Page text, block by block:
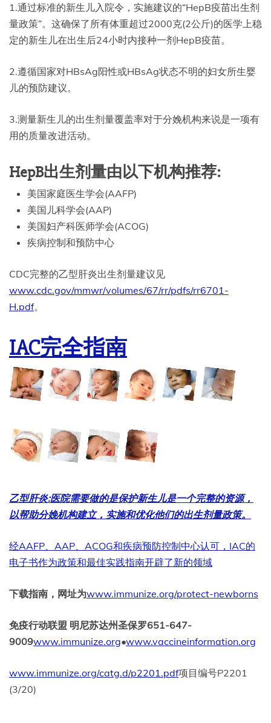
1.通过标准的新生儿入院令，实施建议的“HepB疫苗出生剂
量政策”。这确保了所有体重超过2000克(2公斤)的医学上稳
定的新生儿在出生后24小时内接种一剂HepB疫苗。
2.遵循国家对HBsAg阳性或HBsAg状态不明的妇女所生婴
儿的预防建议。
3.测量新生儿的出生剂量覆盖率对于分娩机构来说是一项有
用的质量改进活动。
HepB出生剂量由以下机构推荐:
美国家庭医生学会(AAFP)
美国儿科学会(AAP)
美国妇产科医师学会(ACOG)
疾病控制和预防中心
CDC完整的乙型肝炎出生剂量建议见
www.cdc.gov/mmwr/volumes/67/rr/pdfs/rr6701-
H.pdf。
IAC完全指南
乙型肝炎:医院需要做的是保护新生儿是一个完整的资源，
以帮助分娩机构建立，实施和优化他们的出生剂量政策。
经AAFP、AAP、ACOG和疾病预防控制中心认可，IAC的
电子书作为政策和最佳实践指南开辟了新的领域
下载指南，网址为www.immunize.org/protect-newborns
免疫行动联盟 明尼苏达州圣保罗651-647-
9009www.immunize.org•www.vaccineinformation.org
www.immunize.org/catg.d/p2201.pdf项目编号P2201
(3/20)